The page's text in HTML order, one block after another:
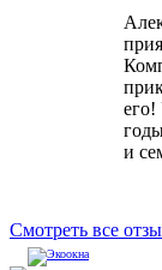
его!
и
Смотреть все